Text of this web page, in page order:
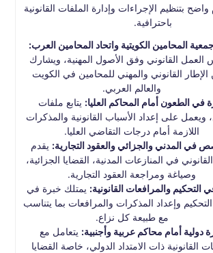
واضح بتنظيم الإجراءات وإدارة الملفات القانونية
باحترافية.
المحامين الكويتية واتحاد المحامين العرب:
العمل القانوني وفق الأصول المهنية، ويشارك
القانوني والمهني للمحامين في الكويت
والعالم العربي.
في الطعون أمام المحاكم العليا: يتابع ملفات
ويعمل على إعداد الأسباب القانونية والمذكرات
اللازمة أمام درجات التقاضي العليا.
في المدني والجزائي والعقود التجارية: يقدم
في المنازعات المدنية، القضايا الجزائية،
وصياغة ومراجعة العقود التجارية.
التحكيم والمرافعات القانونية: يمتلك خبرة في
وإعداد المذكرات والمرافعات بما يتناسب
مع طبيعة كل نزاع.
دولية أمام محاكم عربية وأجنبية: يتعامل مع
القانونية ذات الامتداد الدولي، خاصة القضايا